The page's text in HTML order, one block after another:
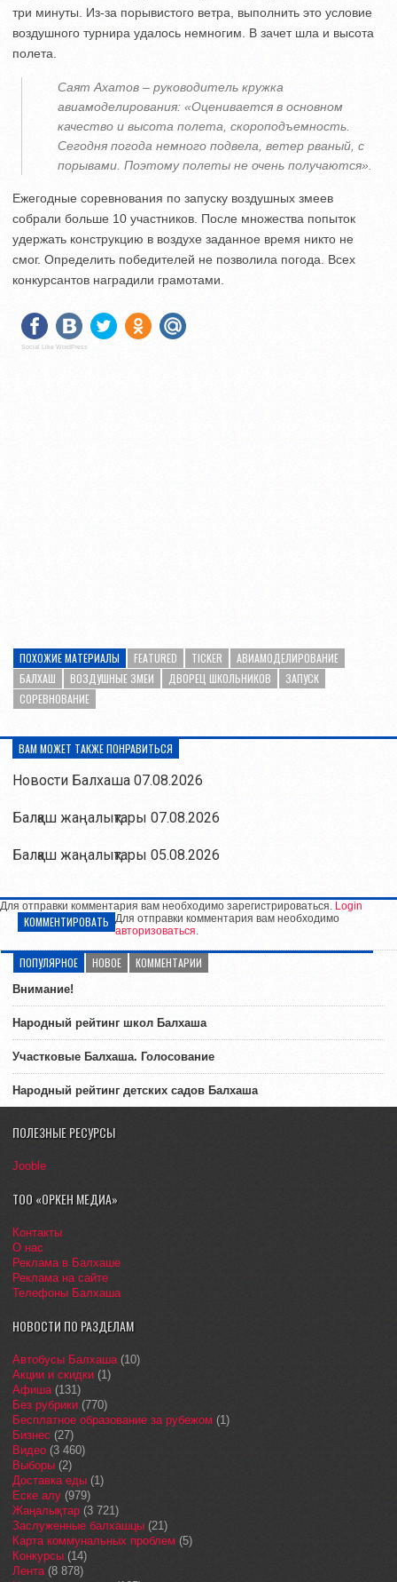
три минуты. Из-за порывистого ветра, выполнить это условие
воздушного турнира удалось немногим. В зачет шла и высота
полета.
Саят Ахатов – руководитель кружка
авиамоделирования: «Оценивается в основном
качество и высота полета, скороподъемность.
Сегодня погода немного подвела, ветер рваный, с
порывами. Поэтому полеты не очень получаются».
Ежегодные соревнования по запуску воздушных змеев
собрали больше 10 участников. После множества попыток
удержать конструкцию в воздухе заданное время никто не
смог. Определить победителей не позволила погода. Всех
конкурсантов наградили грамотами.
Social Like WordPress
ПОХОЖИЕ МАТЕРИАЛЫ FEATURED TICKER
АВИАМОДЕЛИРОВАНИЕ
БАЛХАШ
ВОЗДУШНЫЕ ЗМЕИ ДВОРЕЦ ШКОЛЬНИКОВ
ЗАПУСК
СОРЕВНОВАНИЕ
ВАМ МОЖЕТ ТАКЖЕ ПОНРАВИТЬСЯ
Новости Балхаша 07.08.2026
Балқаш жаңалықтары 07.08.2026
Балқаш жаңалықтары 05.08.2026
Для отправки комментария вам необходимо зарегистрироваться. Login
КОММЕНТИРОВАТЬ Для отправки комментария вам необходимо
авторизоваться.
ПОПУЛЯРНОЕ НОВОЕ КОММЕНТАРИИ
Внимание!
Народный рейтинг школ Балхаша
Участковые Балхаша. Голосование
Народный рейтинг детских садов Балхаша
ПОЛЕЗНЫЕ РЕСУРСЫ
Jooble
ТОО «ОРКЕН МЕДИА»
Контакты
О нас
Реклама в Балхаше
Реклама на сайте
Телефоны Балхаша
НОВОСТИ ПО РАЗДЕЛАМ
Автобусы Балхаша(10)
Акции и скидки (1)
Афиша(131)
Без рубрики (770)
Бесплатное образование за рубежом (1)
Бизнес (27)
Видео (3 460)
Выборы (2)
Доставка еды (1)
Еске алу (979)
Жаңалықтар (3 721)
Заслуженные балхашцы (21)
Карта коммунальных проблем (5)
Конкурсы (14)
Лента(8 878)